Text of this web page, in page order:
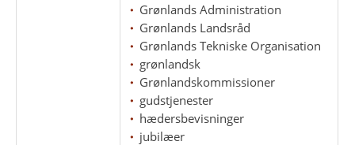
Grønlands Administration
Grønlands Landsråd
Grønlands Tekniske Organisation
grønlandsk
Grønlandskommissioner
gudstjenester
hædersbevisninger
jubilæer